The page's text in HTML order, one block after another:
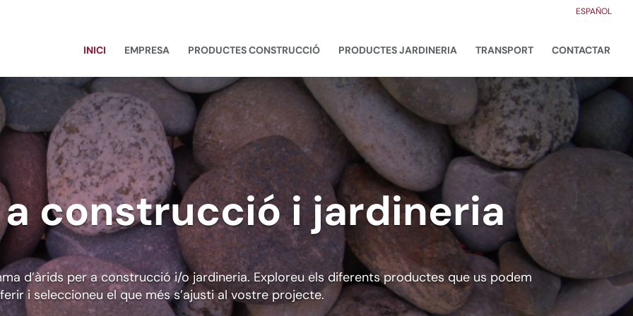
ESPAÑOL
INICI EMPRESA PRODUCTES CONSTRUCCIÓ PRODUCTES JARDINERIA TRANSPORT CONTACTAR
construcció i jardineria
d’àrids per a construcció i/o jardineria. Exploreu els diferents productes que us podem
i seleccioneu el que més s’ajusti al vostre projecte.